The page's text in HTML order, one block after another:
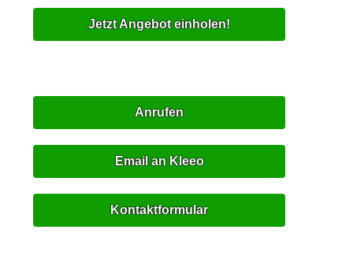
Jetzt Angebot einholen!
Anrufen
Email an Kleeo
Kontaktformular